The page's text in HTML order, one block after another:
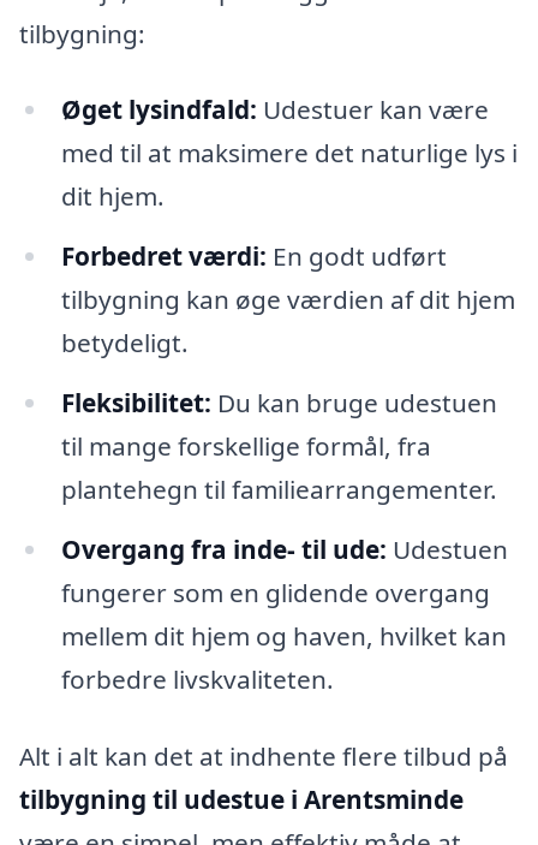
tilbygning:
Øget lysindfald: Udestuer kan være
med til at maksimere det naturlige lys i
dit hjem.
Forbedret værdi: En godt udført
tilbygning kan øge værdien af dit hjem
betydeligt.
Fleksibilitet: Du kan bruge udestuen
til mange forskellige formål, fra
plantehegn til familiearrangementer.
Overgang fra inde- til ude: Udestuen
fungerer som en glidende overgang
mellem dit hjem og haven, hvilket kan
forbedre livskvaliteten.
Alt i alt kan det at indhente flere tilbud på
tilbygning til udestue i Arentsminde